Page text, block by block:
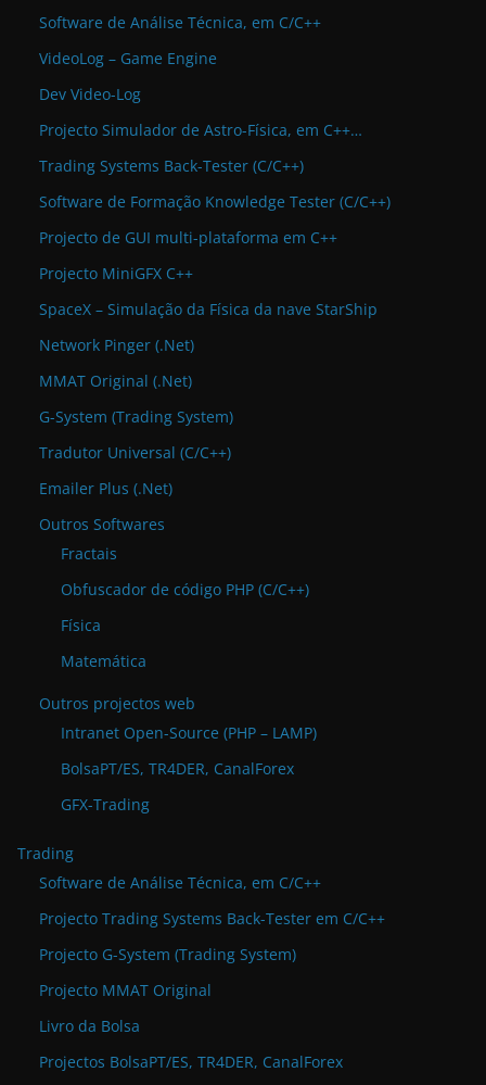
Software de Análise Técnica, em C/C++
VideoLog – Game Engine
Dev Video-Log
Projecto Simulador de Astro-Física, em C++…
Trading Systems Back-Tester (C/C++)
Software de Formação Knowledge Tester (C/C++)
Projecto de GUI multi-plataforma em C++
Projecto MiniGFX C++
SpaceX – Simulação da Física da nave StarShip
Network Pinger (.Net)
MMAT Original (.Net)
G-System (Trading System)
Tradutor Universal (C/C++)
Emailer Plus (.Net)
Outros Softwares
Fractais
Obfuscador de código PHP (C/C++)
Física
Matemática
Outros projectos web
Intranet Open-Source (PHP – LAMP)
BolsaPT/ES, TR4DER, CanalForex
GFX-Trading
Trading
Software de Análise Técnica, em C/C++
Projecto Trading Systems Back-Tester em C/C++
Projecto G-System (Trading System)
Projecto MMAT Original
Livro da Bolsa
Projectos BolsaPT/ES, TR4DER, CanalForex